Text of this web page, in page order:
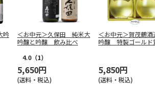
吟
＜お中元＞久保田 純米大
吟醸と吟醸 飲み比べ
4.0 （1）
5,650円
(送料・税込)
＜お中元＞賀茂鶴
吟醸 特製ゴールド
5,850円
(送料・税込)